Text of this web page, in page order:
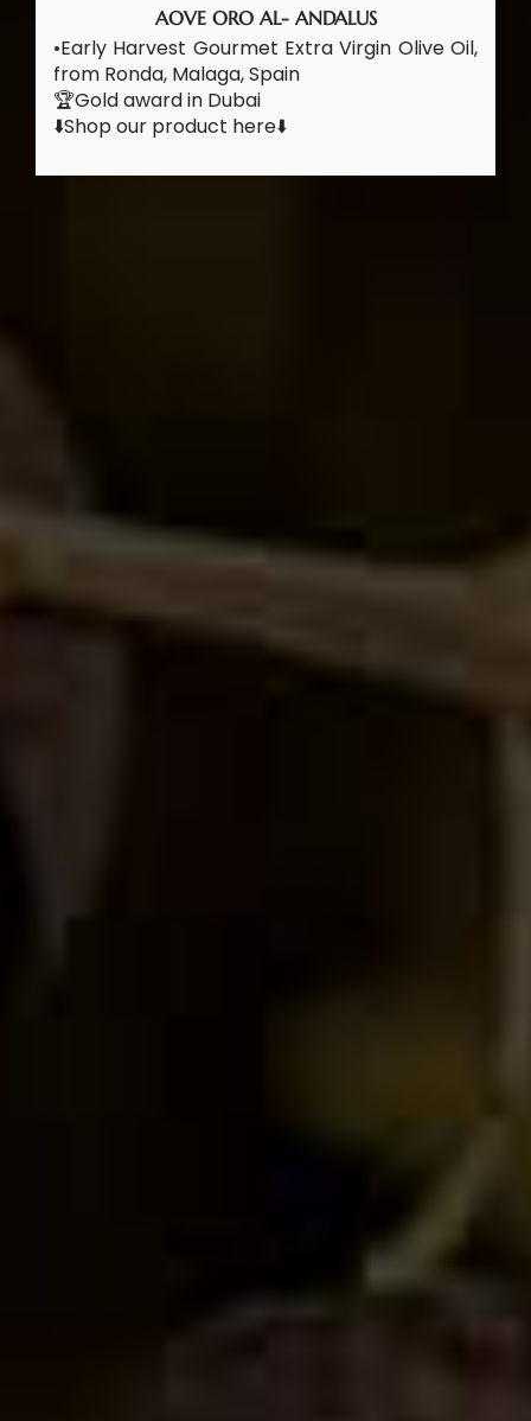
AOVE ORO AL- ANDALUS
•Early Harvest Gourmet Extra Virgin Olive Oil,
from Ronda, Malaga, Spain
🏆Gold award in Dubai
⬇️Shop our product here⬇️